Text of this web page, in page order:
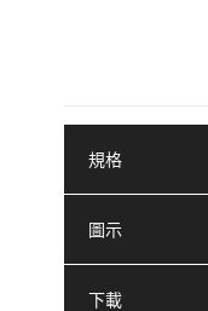
規格
圖示
下載